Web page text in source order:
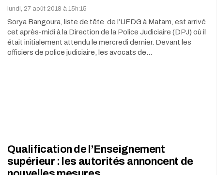
lundi, 27 août 2018 à 15h:15
Sorya Bangoura, liste de tête de l’UFDG à Matam, est arrivé
cet après-midi à la Direction de la Police Judiciaire (DPJ) où il
était initialement attendu le mercredi dernier. Devant les
officiers de police judiciaire, les avocats de…
Qualification de l’Enseignement
supérieur : les autorités annoncent de